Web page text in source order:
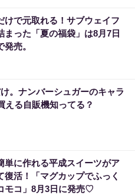
けで元取れる！サブウェイフ
まった「夏の福袋」は8月7日
売。
。ナンバーシュガーのキャラ
える自販機知ってる？
単に作れる平成スイーツがア
復活！「マグカップでふっく
モコ」8月3日に発売♡